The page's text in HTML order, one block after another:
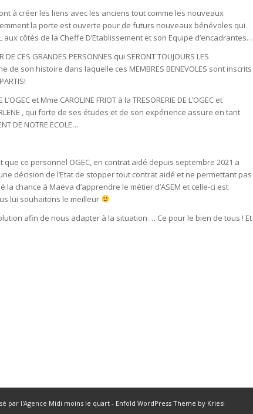
à créer les liens avec les anciens tout comme les nouveaux
la porte est ouverte pour de futurs nouveaux bénévoles qui
côtés de la Cheffe D’Etablissement et son Equipe d’encadrantes…
GRANDES PERSONNES qui SERONT TOUJOURS LES
de son histoire dans laquelle ces MEMBRES BENEVOLES sont inscrits
et Mme CAROLINE FRIOT à la TRESORERIE DE L’OGEC et
, qui forte de ses études et de son expérience assure en tant
DE NOTRE ECOLE…
que ce personnel OGEC, en contrat aidé depuis septembre 2021 a
décision de l’Etat de stopper tout contrat aidé et ne permettant pas
chance à Maëva d’apprendre le métier d’ASEM et celle-ci est
lui souhaitons le meilleur
afin de nous adapter à la situation … Ce pour le bien de tous ! Et
par l'Agence Midi moins le quart - Enfold WordPress Theme by Kriesi